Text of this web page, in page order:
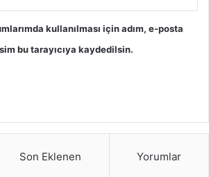
kullanılması için adım, e-posta
bu tarayıcıya kaydedilsin.
Son Eklenen Yorumlar